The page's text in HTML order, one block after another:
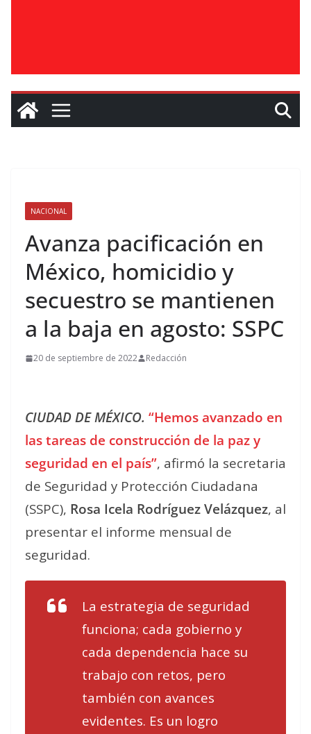
NACIONAL
Avanza pacificación en
México, homicidio y
secuestro se mantienen
a la baja en agosto: SSPC
20 de septiembre de 2022 Redacción
CIUDAD DE MÉXICO. “Hemos avanzado en
las tareas de construcción de la paz y
seguridad en el país”, afirmó la secretaria
de Seguridad y Protección Ciudadana
(SSPC), Rosa Icela Rodríguez Velázquez, al
presentar el informe mensual de
seguridad.
La estrategia de seguridad
funciona; cada gobierno y
cada dependencia hace su
trabajo con retos, pero
también con avances
evidentes. Es un logro